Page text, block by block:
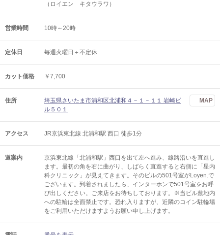
（ロイエン キタウラワ）
営業時間 10時～20時
定休日 毎週火曜日＋不定休
カット価格 ￥7,700
住所
埼玉県さいたま市浦和区北浦和４－１－１１ 岩崎ビ
ル５０１
MAP
アクセス JR京浜東北線 北浦和駅 西口 徒歩1分
道案内
京浜東北線「北浦和駅」西口を出て左へ進み、線路沿いを直進し
ます。最初の角を右に曲がり、しばらく直進すると右側に「星内
科クリニック」が見えてきます。そのビルの501号室がLoyen.で
ございます。到着されましたら、インターホンで501号室をお呼
び出しください。ご来店をお待ちしております。※当ビル敷地内
への駐輪は全面禁止です。恐れ入りますが、近隣のコイン駐輪場
をご利用いただけますようお願い申し上げます。